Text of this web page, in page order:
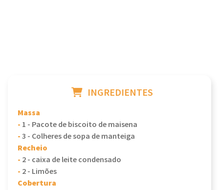
INGREDIENTES
Massa
- 1 - Pacote de biscoito de maisena
-3 - Colheres de sopa de manteiga
Recheio
- 2 - caixa de leite condensado
- 2 - Limões
Cobertura